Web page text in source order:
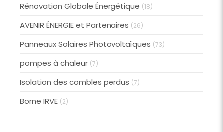
Rénovation Globale Énergétique (18)
AVENIR ÉNERGIE et Partenaires (26)
Panneaux Solaires Photovoltaïques (73)
pompes à chaleur (7)
Isolation des combles perdus (7)
Borne IRVE (2)